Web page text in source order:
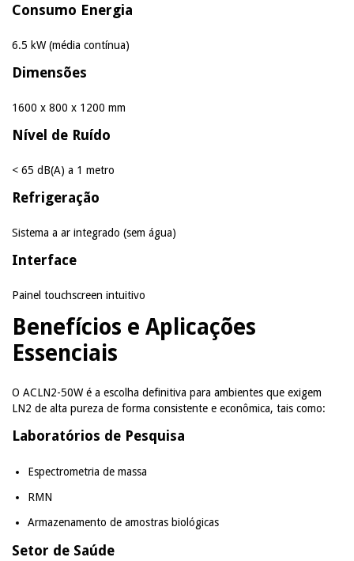
Consumo Energia
6.5 kW (média contínua)
Dimensões
1600 x 800 x 1200 mm
Nível de Ruído
< 65 dB(A) a 1 metro
Refrigeração
Sistema a ar integrado (sem água)
Interface
Painel touchscreen intuitivo
Benefícios e Aplicações
Essenciais
O ACLN2-50W é a escolha definitiva para ambientes que exigem
LN2 de alta pureza de forma consistente e econômica, tais como:
Laboratórios de Pesquisa
Espectrometria de massa
RMN
Armazenamento de amostras biológicas
Setor de Saúde